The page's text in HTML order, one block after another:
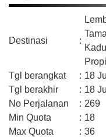
Destinasi :
Tgl berangkat
: 18
Tgl berakhir
: 18
No Perjalanan
: 269
Min Quota
: 18
Max Quota
: 36